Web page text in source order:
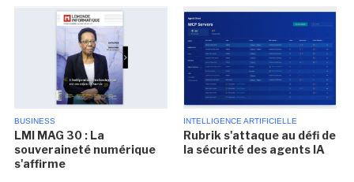
BUSINESS
LMI MAG 30 : La
souveraineté numérique
s'affirme
INTELLIGENCE ARTIFICIELLE
Rubrik s'attaque au défi de
la sécurité des agents IA